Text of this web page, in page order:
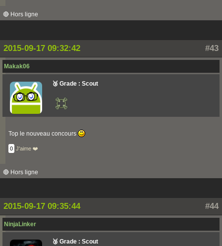
🔴 Hors ligne
#43
2015-09-17 09:32:42
Makak06
🥉 Grade : Scout
Top le nouveau concours
0 J'aime ❤️
🔴 Hors ligne
#44
2015-09-17 09:35:44
NinjaLinker
🥉 Grade : Scout